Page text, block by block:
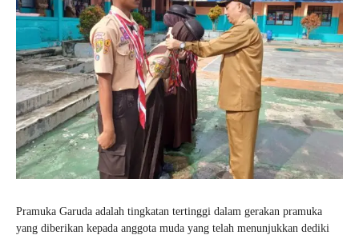
Pramuka Garuda adalah tingkatan tertinggi dalam gerakan pramuka
yang diberikan kepada anggota muda yang telah menunjukkan dediki